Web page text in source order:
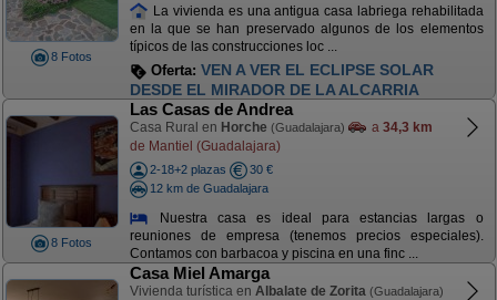
8 Fotos
La vivienda es una antigua casa labriega rehabilitada
en la que se han preservado algunos de los elementos
típicos de las construcciones loc ...
Oferta: VEN A VER EL ECLIPSE SOLAR
DESDE EL MIRADOR DE LA ALCARRIA
8 Fotos
Las Casas de Andrea
Casa Rural en Horche (Guadalajara) a 34,3 km
de Mantiel (Guadalajara)
2-18+2 plazas
30 €
12 km de Guadalajara
Nuestra casa es ideal para estancias largas o
reuniones de empresa (tenemos precios especiales).
Contamos con barbacoa y piscina en una finc ...
Casa Miel Amarga
Vivienda turística en Albalate de Zorita (Guadalajara)